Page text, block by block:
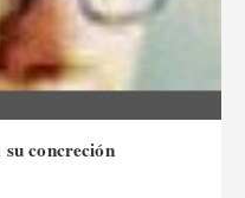
su concreción